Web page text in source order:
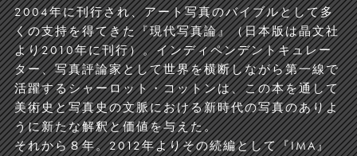
2004年に刊行され、アート写真のバイブルとして多
くの支持を得てきた『現代写真論』（日本版は晶文社
より2010年に刊行）。インディペンデントキュレー
ター、写真評論家として世界を横断しながら第一線で
活躍するシャーロット・コットンは、この本を通して
美術史と写真史の文脈における新時代の写真のありよ
うに新たな解釈と価値を与えた。
それから８年。2012年よりその続編として『IMA』